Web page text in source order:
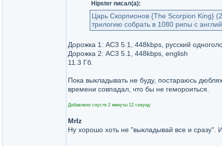
Hipster писал(а):
Царь Cкорпионов {The Scorpion King}
трилогию собрать в 1080 рипы с
Дорожка 1: AC3 5.1, 448kbps, русский
Дорожка 2: AC3 5.1, 448kbps, english
11.3 Гб.
Пока выкладывать не буду, постараюсь
времени совпадал, что бы не гемороиться.
Добавлено спустя 2 минуты 12 секунд:
MrIz
Ну хорошо хоть не "выкладывай все и сразу".